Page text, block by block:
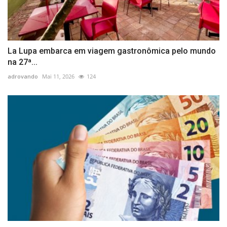
La Lupa embarca em viagem gastronômica pelo mundo
na 27ª...
adrovando Mai 11, 2026 124